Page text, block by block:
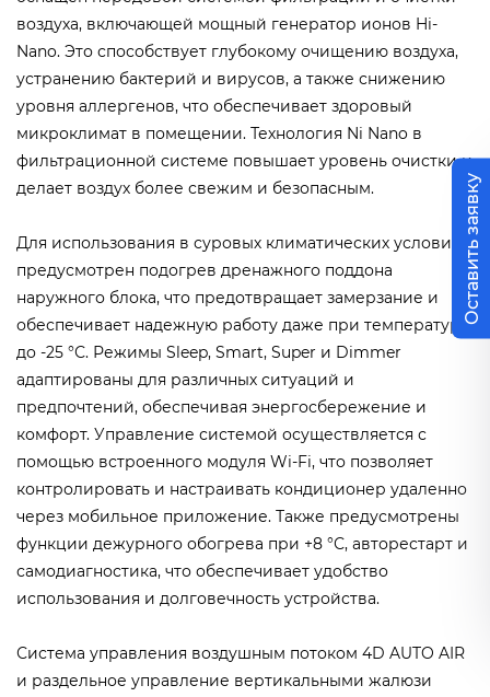
воздуха, включающей мощный генератор ионов Hi-
Nano. Это способствует глубокому очищению воздуха,
устранению бактерий и вирусов, а также снижению
уровня аллергенов, что обеспечивает здоровый
микроклимат в помещении. Технология Ni Nano в
фильтрационной системе повышает уровень очистки и
делает воздух более свежим и безопасным.
Для использования в суровых климатических условиях
предусмотрен подогрев дренажного поддона
наружного блока, что предотвращает замерзание и
обеспечивает надежную работу даже при температуре
до -25 °С. Режимы Sleep, Smart, Super и Dimmer
адаптированы для различных ситуаций и
предпочтений, обеспечивая энергосбережение и
комфорт. Управление системой осуществляется с
помощью встроенного модуля Wi-Fi, что позволяет
контролировать и настраивать кондиционер удаленно
через мобильное приложение. Также предусмотрены
функции дежурного обогрева при +8 °С, авторестарт и
самодиагностика, что обеспечивает удобство
использования и долговечность устройства.
Система управления воздушным потоком 4D AUTO AIR
и раздельное управление вертикальными жалюзи
Оставить заявку